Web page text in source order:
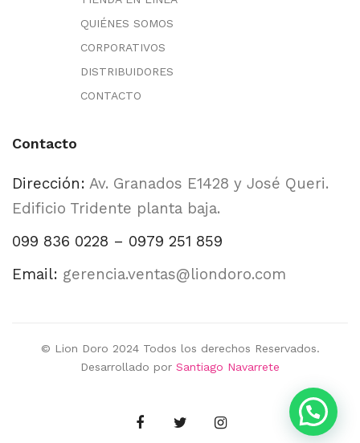
QUIÉNES SOMOS
CORPORATIVOS
DISTRIBUIDORES
CONTACTO
Contacto
Dirección: Av. Granados E1428 y José Queri.
Edificio Tridente planta baja.
099 836 0228 – 0979 251 859
Email: gerencia.ventas@liondoro.com
© Lion Doro 2024 Todos los derechos Reservados.
Desarrollado por Santiago Navarrete